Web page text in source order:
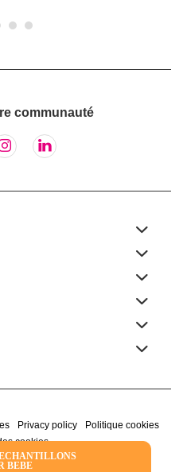
BEBE
communauté
Privacy policy
Politique cookies
cookies